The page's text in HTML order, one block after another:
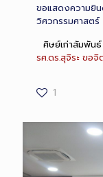
ขอแสดงความยิ
วิศวกรรมศาสตร์
ศิษย์เก่าสัมพัน
รศ.ดร.สุจิระ ขอ
1